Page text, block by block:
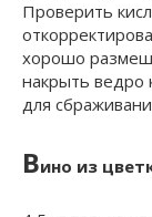
Проверить
хорошо
накрыть ведро
для
Вино из